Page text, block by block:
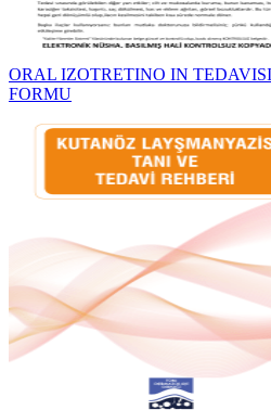
ORAL IZOTRETINO IN
FORMU